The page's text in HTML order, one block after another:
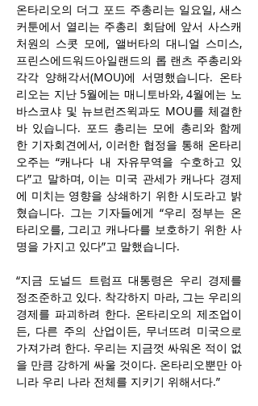
온타리오의 더그 포드 주총리는 일요일, 새스
커툰에서 열리는 주총리 회담에 앞서 사스캐
처원의 스콧 모에, 앨버타의 대니얼 스미스,
프린스에드워드아일랜드의 롭 랜츠 주총리와
각각 양해각서(MOU)에 서명했습니다. 온타
리오는 지난 5월에는 매니토바와, 4월에는 노
바스코샤 및 뉴브런즈윅과도 MOU를 체결한
바 있습니다. 포드 총리는 모에 총리와 함께
한 기자회견에서, 이러한 협정을 통해 온타리
오주는 “캐나다 내 자유무역을 수호하고 있
다”고 말하며, 이는 미국 관세가 캐나다 경제
에 미치는 영향을 상쇄하기 위한 시도라고 밝
혔습니다. 그는 기자들에게 “우리 정부는 온
타리오를, 그리고 캐나다를 보호하기 위한 사
명을 가지고 있다”고 말했습니다.
“지금 도널드 트럼프 대통령은 우리 경제를
정조준하고 있다. 착각하지 마라, 그는 우리의
경제를 파괴하려 한다. 온타리오의 제조업이
든, 다른 주의 산업이든, 무너뜨려 미국으로
가져가려 한다. 우리는 지금껏 싸워온 적이 없
을 만큼 강하게 싸울 것이다. 온타리오뿐만 아
니라 우리 나라 전체를 지키기 위해서다.”